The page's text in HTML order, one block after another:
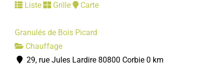
Liste
Grille Carte
Granulés de Bois Picard
Chauffage
29, rue Jules Lardire 80800 Corbie 0 km